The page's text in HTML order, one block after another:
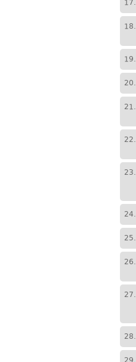
17.
18.
19.
20.
21.
22.
23.
24.
25.
26.
27.
28.
29.